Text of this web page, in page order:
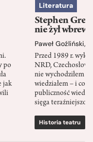
po
jak
Literatura
Stephen
nie żył wbrew
Paweł Goźliński,
Przed 1989 r.
NRD,
nie wychodziłem
wiedziałem – i co
publiczność
sięga
Historia teatru